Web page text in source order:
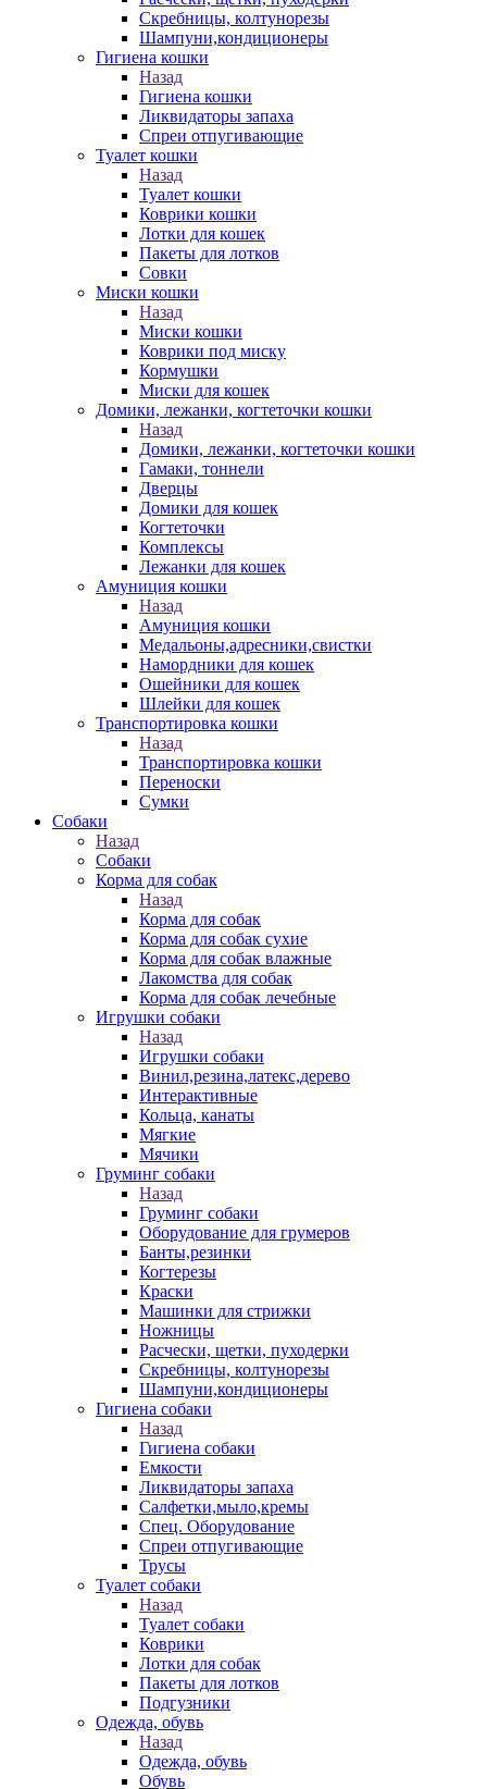
Скребницы, колтунорезы
Шампуни,кондиционеры
Гигиена кошки
Назад
Гигиена кошки
Ликвидаторы запаха
Спреи отпугивающие
Туалет кошки
Назад
Туалет кошки
Коврики кошки
Лотки для кошек
Пакеты для лотков
Совки
Миски кошки
Назад
Миски кошки
Коврики под миску
Кормушки
Миски для кошек
Домики, лежанки, когтеточки кошки
Назад
Домики, лежанки, когтеточки кошки
Гамаки, тоннели
Дверцы
Домики для кошек
Когтеточки
Комплексы
Лежанки для кошек
Амуниция кошки
Назад
Амуниция кошки
Медальоны,адресники,свистки
Намордники для кошек
Ошейники для кошек
Шлейки для кошек
Транспортировка кошки
Назад
Транспортировка кошки
Переноски
Сумки
Собаки
Назад
Собаки
Корма для собак
Назад
Корма для собак
Корма для собак сухие
Корма для собак влажные
Лакомства для собак
Корма для собак лечебные
Игрушки собаки
Назад
Игрушки собаки
Винил,резина,латекс,дерево
Интерактивные
Кольца, канаты
Мягкие
Мячики
Груминг собаки
Назад
Груминг собаки
Оборудование для грумеров
Банты,резинки
Когтерезы
Краски
Машинки для стрижки
Ножницы
Расчески, щетки, пуходерки
Скребницы, колтунорезы
Шампуни,кондиционеры
Гигиена собаки
Назад
Гигиена собаки
Емкости
Ликвидаторы запаха
Салфетки,мыло,кремы
Спец. Оборудование
Спреи отпугивающие
Трусы
Туалет собаки
Назад
Туалет собаки
Коврики
Лотки для собак
Пакеты для лотков
Подгузники
Одежда, обувь
Назад
Одежда, обувь
Обувь